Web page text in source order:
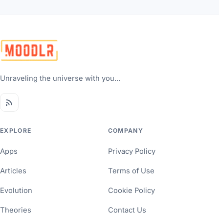
Unraveling the universe with you...
EXPLORE
Apps
Articles
Evolution
Theories
COMPANY
Privacy Policy
Terms of Use
Cookie Policy
Contact Us